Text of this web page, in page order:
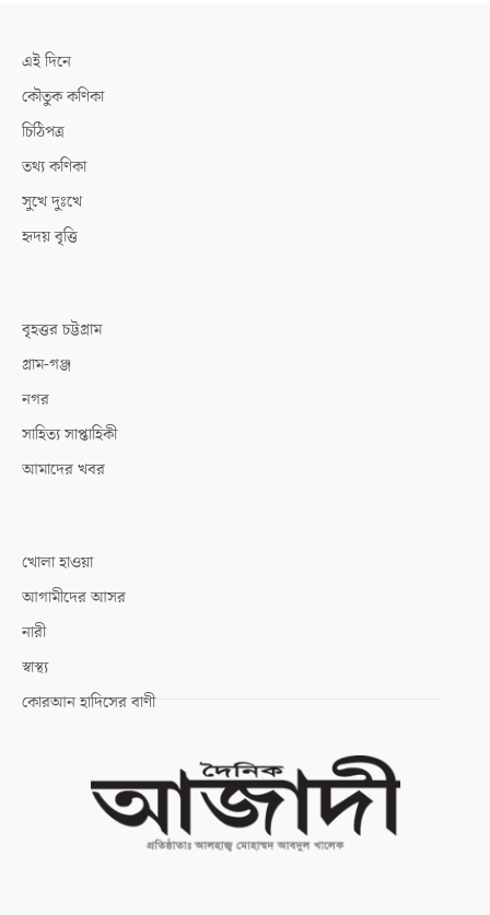
এই দিনে
কৌতুক কণিকা
চিঠিপত্র
তথ্য কণিকা
সুখে দুঃখে
হৃদয় বৃত্তি
বৃহত্তর চট্টগ্রাম
গ্রাম-গঞ্জ
নগর
সাহিত্য সাপ্তাহিকী
আমাদের খবর
খোলা হাওয়া
আগামীদের আসর
নারী
স্বাস্থ্য
কোরআন হাদিসের বাণী